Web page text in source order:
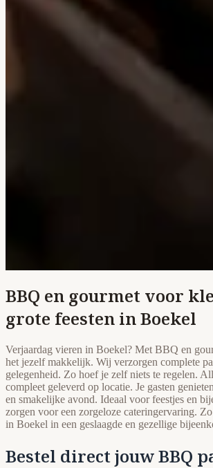
BBQ en gourmet voor
grote feesten in Boekel
Verjaardag vieren in Boekel? Met BBQ en
het jezelf makkelijk. Wij verzorgen complete
gelegenheid. Zo hoef je zelf niets te regelen.
compleet geleverd op locatie. Je gasten
en smakelijke avond. Ideaal voor feestjes en
zorgen voor een zorgeloze cateringervaring.
in Boekel in een geslaagde en gezellige
Bestel direct jouw BBQ